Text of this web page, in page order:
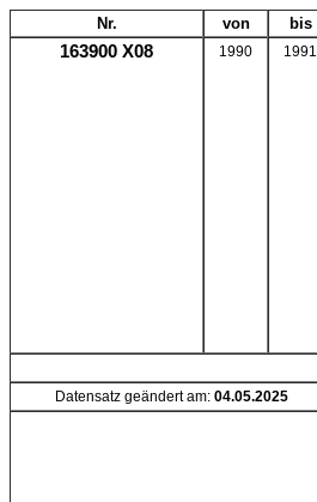
Nr. von bis
163900 X08 1990 1991
Datensatz geändert am: 04.05.2025